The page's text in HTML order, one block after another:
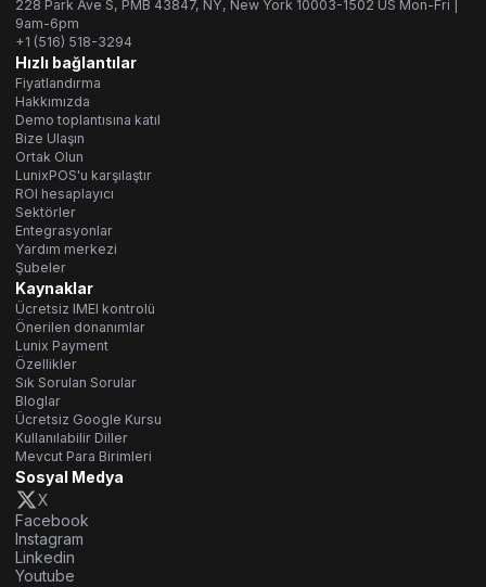
228 Park Ave S, PMB 43847, NY, New York 10003-1502 US Mon-Fri |
9am-6pm
+1 (516) 518-3294
Hızlı bağlantılar
Fiyatlandırma
Hakkımızda
Demo toplantısına katıl
Bize Ulaşın
Ortak Olun
LunixPOS'u karşılaştır
ROI hesaplayıcı
Sektörler
Entegrasyonlar
Yardım merkezi
Şubeler
Kaynaklar
Ücretsiz IMEI kontrolü
Önerilen donanımlar
Lunix Payment
Özellikler
Sık Sorulan Sorular
Bloglar
Ücretsiz Google Kursu
Kullanılabilir Diller
Mevcut Para Birimleri
Sosyal Medya
X
Facebook
Instagram
Linkedin
Youtube